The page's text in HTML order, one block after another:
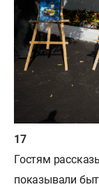
Гостям
показывали